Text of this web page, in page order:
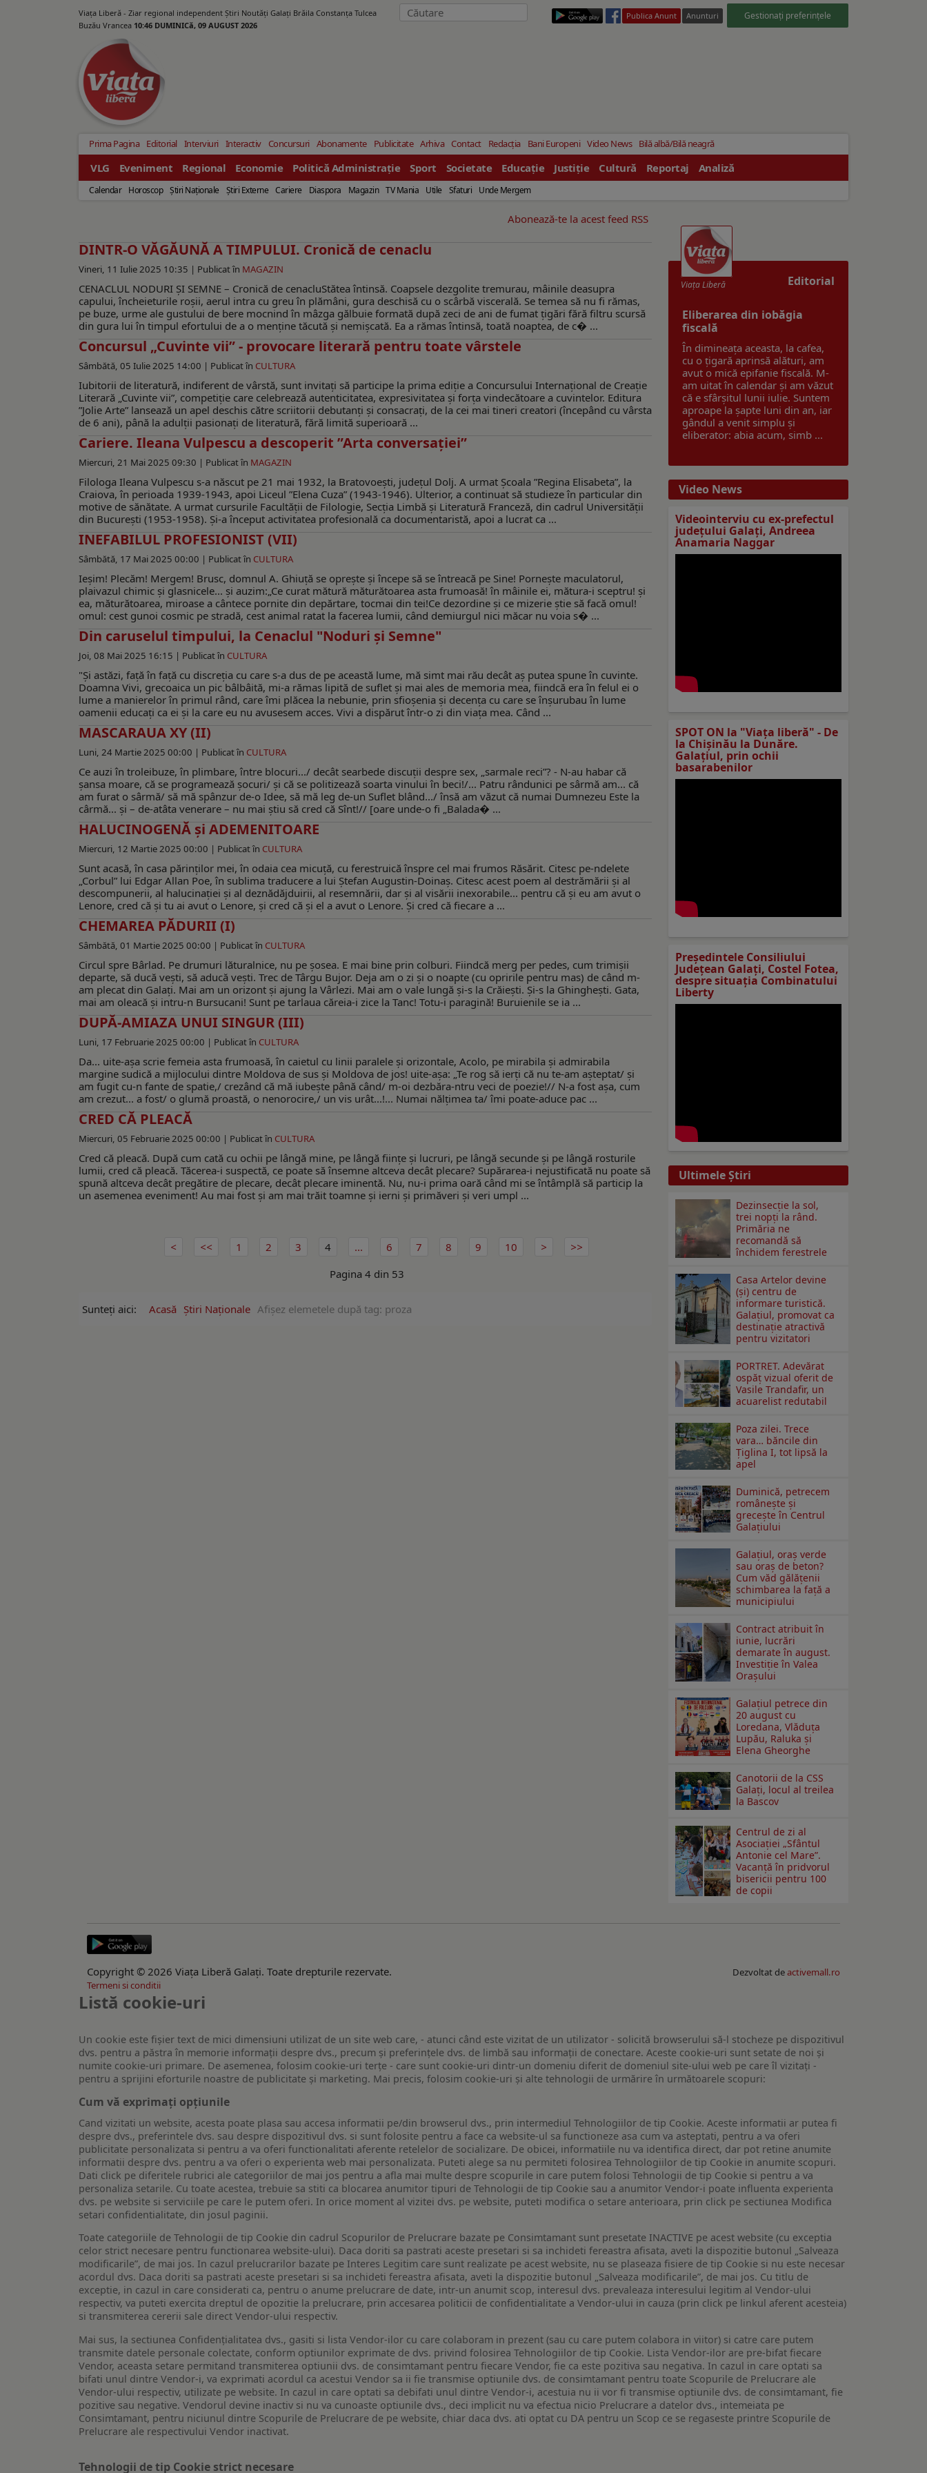
Viața Liberă - Ziar regional independent Știri Noutăți Galaţi Brăila Constanţa Tulcea
Buzău Vrancea 10:46 DUMINICă, 09 AUGUST 2026
Publica Anunt Anunturi Gestionați preferințele
Prima Pagina Editorial Interviuri Interactiv Concursuri Abonamente Publicitate Arhiva Contact Redacția Bani Europeni Video News Bilă albă/Bilă neagră
VLG Eveniment Regional Economie Politică Administrație Sport Societate Educație Justiție Cultură Reportaj Analiză
Calendar Horoscop Ştiri Naţionale Ştiri Externe Cariere Diaspora Magazin TV Mania Utile Sfaturi Unde Mergem
Abonează-te la acest feed RSS
DINTR-O VĂGĂUNĂ A TIMPULUI. Cronică de cenaclu
Vineri, 11 Iulie 2025 10:35 | Publicat în MAGAZIN
CENACLUL NODURI ŞI SEMNE – Cronică de cenacluStătea întinsă. Coapsele dezgolite tremurau, mâinile deasupra
capului, încheieturile roșii, aerul intra cu greu în plămâni, gura deschisă cu o scârbă viscerală. Se temea să nu fi rămas,
pe buze, urme ale gustului de bere mocnind în mâzga gălbuie formată după zeci de ani de fumat țigări fără filtru scursă
din gura lui în timpul efortului de a o menține tăcută și nemișcată. Ea a rămas întinsă, toată noaptea, de c� ...
Concursul „Cuvinte vii” - provocare literară pentru toate vârstele
Sâmbătă, 05 Iulie 2025 14:00 | Publicat în CULTURA
Iubitorii de literatură, indiferent de vârstă, sunt invitați să participe la prima ediție a Concursului Internațional de Creație
Literară „Cuvinte vii”, competiție care celebrează autenticitatea, expresivitatea și forța vindecătoare a cuvintelor. Editura
”Jolie Arte” lansează un apel deschis către scriitorii debutanți și consacrați, de la cei mai tineri creatori (începând cu vârsta
de 6 ani), până la adulții pasionați de literatură, fără limită superioară ...
Cariere. Ileana Vulpescu a descoperit ”Arta conversaţiei”
Miercuri, 21 Mai 2025 09:30 | Publicat în MAGAZIN
Filologa Ileana Vulpescu s-a născut pe 21 mai 1932, la Bratovoeşti, judeţul Dolj. A urmat Școala ”Regina Elisabeta”, la
Craiova, în perioada 1939-1943, apoi Liceul ”Elena Cuza” (1943-1946). Ulterior, a continuat să studieze în particular din
motive de sănătate. A urmat cursurile Facultăţii de Filologie, Secţia Limbă şi Literatură Franceză, din cadrul Universităţii
din Bucureşti (1953-1958). Şi-a început activitatea profesională ca documentaristă, apoi a lucrat ca ...
INEFABILUL PROFESIONIST (VII)
Sâmbătă, 17 Mai 2025 00:00 | Publicat în CULTURA
Ieșim! Plecăm! Mergem! Brusc, domnul A. Ghiuţă se oprește și începe să se întreacă pe Sine! Porneşte maculatorul,
plaivazul chimic şi glasnicele... şi auzim:„Ce curat mătură măturătoarea asta frumoasă! în mâinile ei, mătura-i sceptru! şi
ea, măturătoarea, miroase a cântece pornite din depărtare, tocmai din tei!Ce dezordine şi ce mizerie ştie să facă omul!
omul: cest gunoi cosmic pe stradă, cest animal ratat la facerea lumii, când demiurgul nici măcar nu voia s� ...
Din caruselul timpului, la Cenaclul "Noduri şi Semne"
Joi, 08 Mai 2025 16:15 | Publicat în CULTURA
"Și astăzi, față în față cu discreția cu care s-a dus de pe această lume, mă simt mai rău decât aș putea spune în cuvinte.
Doamna Vivi, grecoaica un pic bâlbâită, mi-a rămas lipită de suflet și mai ales de memoria mea, fiindcă era în felul ei o
lume a manierelor în primul rând, care îmi plăcea la nebunie, prin sfioșenia și decența cu care se înșurubau în lume
oamenii educați ca ei și la care eu nu avusesem acces. Vivi a dispărut într-o zi din viața mea. Când ...
MASCARAUA XY (II)
Luni, 24 Martie 2025 00:00 | Publicat în CULTURA
Ce auzi în troleibuze, în plimbare, între blocuri.../ decât searbede discuţii despre sex, „sarmale reci”? - N-au habar că
şansa moare, că se programează şocuri/ şi că se politizează soarta vinului în beci!/... Patru rândunici pe sârmă am... că
am furat o sârmă/ să mă spânzur de-o Idee, să mă leg de-un Suflet blând.../ însă am văzut că numai Dumnezeu Este la
cârmă... şi – de-atâta venerare – nu mai ştiu să cred că Sînt!// [oare unde-o fi „Balada� ...
HALUCINOGENĂ și ADEMENITOARE
Miercuri, 12 Martie 2025 00:00 | Publicat în CULTURA
Sunt acasă, în casa părinţilor mei, în odaia cea micuţă, cu ferestruică înspre cel mai frumos Răsărit. Citesc pe-ndelete
„Corbul” lui Edgar Allan Poe, în sublima traducere a lui Ştefan Augustin-Doinaş. Citesc acest poem al destrămării şi al
descompunerii, al halucinaţiei şi al deznădăjduirii, al resemnării, dar şi al visării inexorabile... pentru că şi eu am avut o
Lenore, cred că şi tu ai avut o Lenore, şi cred că şi el a avut o Lenore. Şi cred că fiecare a ...
CHEMAREA PĂDURII (I)
Sâmbătă, 01 Martie 2025 00:00 | Publicat în CULTURA
Circul spre Bârlad. Pe drumuri lăturalnice, nu pe şosea. E mai bine prin colburi. Fiindcă merg per pedes, cum trimişii
departe, să ducă veşti, să aducă veşti. Trec de Târgu Bujor. Deja am o zi şi o noapte (cu opririle pentru mas) de când m-
am plecat din Galaţi. Mai am un orizont şi ajung la Vârlezi. Mai am o vale lungă şi-s la Crăieşti. Şi-s la Ghingheşti. Gata,
mai am oleacă şi intru-n Bursucani! Sunt pe tarlaua căreia-i zice la Tanc! Totu-i paragină! Buruienile se ia ...
DUPĂ-AMIAZA UNUI SINGUR (III)
Luni, 17 Februarie 2025 00:00 | Publicat în CULTURA
Da... uite-aşa scrie femeia asta frumoasă, în caietul cu linii paralele şi orizontale, Acolo, pe mirabila şi admirabila
margine sudică a mijlocului dintre Moldova de sus şi Moldova de jos! uite-aşa: „Te rog să ierţi că nu te-am aşteptat/ şi
am fugit cu-n fante de spatie,/ crezând că mă iubeşte până când/ m-oi dezbăra-ntru veci de poezie!// N-a fost aşa, cum
am crezut... a fost/ o glumă proastă, o nenorocire,/ un vis urât...!... Numai nălţimea ta/ îmi poate-aduce pac ...
CRED CĂ PLEACĂ
Miercuri, 05 Februarie 2025 00:00 | Publicat în CULTURA
Cred că pleacă. După cum cată cu ochii pe lângă mine, pe lângă fiinţe şi lucruri, pe lângă secunde şi pe lângă rosturile
lumii, cred că pleacă. Tăcerea-i suspectă, ce poate să însemne altceva decât plecare? Supărarea-i nejustificată nu poate să
spună altceva decât pregătire de plecare, decât plecare iminentă. Nu, nu-i prima oară când mi se întâmplă să particip la
un asemenea eveniment! Au mai fost şi am mai trăit toamne şi ierni şi primăveri şi veri umpl ...
1 2 3 4 ... 6 7 8 9
10
Pagina 4 din 53
Sunteți aici: Acasă Ştiri Naţionale Afişez elemetele după tag: proza
Editorial
Viaţa Liberă
Eliberarea din iobăgia
fiscală
În dimineața aceasta, la cafea,
cu o țigară aprinsă alături, am
avut o mică epifanie fiscală. M-
am uitat în calendar și am văzut
că e sfârșitul lunii iulie. Suntem
aproape la șapte luni din an, iar
gândul a venit simplu și
eliberator: abia acum, simb ...
Video News
Videointerviu cu ex-prefectul
judeţului Galaţi, Andreea
Anamaria Naggar
SPOT ON la "Viaţa liberă" - De
la Chișinău la Dunăre.
Galațiul, prin ochii
basarabenilor
Preşedintele Consiliului
Judeţean Galaţi, Costel Fotea,
despre situaţia Combinatului
Liberty
Ultimele Ştiri
Dezinsecţie la sol,
trei nopţi la rând.
Primăria ne
recomandă să
închidem ferestrele
Casa Artelor devine
(şi) centru de
informare turistică.
Galaţiul, promovat ca
destinaţie atractivă
pentru vizitatori
PORTRET. Adevărat
ospăț vizual oferit de
Vasile Trandafir, un
acuarelist redutabil
Poza zilei. Trece
vara… băncile din
Ţiglina I, tot lipsă la
apel
Duminică, petrecem
româneşte şi
greceşte în Centrul
Galaţiului
Galațiul, oraș verde
sau oraș de beton?
Cum văd gălățenii
schimbarea la față a
municipiului
Contract atribuit în
iunie, lucrări
demarate în august.
Investiţie în Valea
Oraşului
Galaţiul petrece din
20 august cu
Loredana, Vlăduța
Lupău, Raluka și
Elena Gheorghe
Canotorii de la CSS
Galați, locul al treilea
la Bascov
Centrul de zi al
Asociației „Sfântul
Antonie cel Mare”.
Vacanță în pridvorul
bisericii pentru 100
de copii
Copyright © 2026 Viaţa Liberă Galaţi. Toate drepturile rezervate. Dezvoltat deactivemall.ro
Termeni si conditii
Listă cookie-uri
Un cookie este fişier text de mici dimensiuni utilizat de un site web care, - atunci când este vizitat de un utilizator - solicită browserului să-l stocheze pe dispozitivul
dvs. pentru a păstra în memorie informații despre dvs., precum și preferințele dvs. de limbă sau informații de conectare. Aceste cookie-uri sunt setate de noi și
numite cookie-uri primare. De asemenea, folosim cookie-uri terțe - care sunt cookie-uri dintr-un domeniu diferit de domeniul site-ului web pe care îl vizitați -
pentru a sprijini eforturile noastre de publicitate și marketing. Mai precis, folosim cookie-uri și alte tehnologii de urmărire în următoarele scopuri:
Cum vă exprimați opțiunile
Cand vizitati un website, acesta poate plasa sau accesa informatii pe/din browserul dvs., prin intermediul Tehnologiilor de tip Cookie. Aceste informatii ar putea fi
despre dvs., preferintele dvs. sau despre dispozitivul dvs. si sunt folosite pentru a face ca website-ul sa functioneze asa cum va asteptati, pentru a va oferi
publicitate personalizata si pentru a va oferi functionalitati aferente retelelor de socializare. De obicei, informatiile nu va identifica direct, dar pot retine anumite
informatii despre dvs. pentru a va oferi o experienta web mai personalizata. Puteti alege sa nu permiteti folosirea Tehnologiilor de tip Cookie in anumite scopuri.
Dati click pe diferitele rubrici ale categoriilor de mai jos pentru a afla mai multe despre scopurile in care putem folosi Tehnologii de tip Cookie si pentru a va
personaliza setarile. Cu toate acestea, trebuie sa stiti ca blocarea anumitor tipuri de Tehnologii de tip Cookie sau a anumitor Vendor-i poate influenta experienta
dvs. pe website si serviciile pe care le putem oferi. In orice moment al vizitei dvs. pe website, puteti modifica o setare anterioara, prin click pe sectiunea Modifica
setari confidentialitate, din josul paginii.
Toate categoriile de Tehnologii de tip Cookie din cadrul Scopurilor de Prelucrare bazate pe Consimtamant sunt presetate INACTIVE pe acest website (cu exceptia
celor strict necesare pentru functionarea website-ului). Daca doriti sa pastrati aceste presetari si sa inchideti fereastra afisata, aveti la dispozitie butonul „Salveaza
modificarile”, de mai jos. In cazul prelucrarilor bazate pe Interes Legitim care sunt realizate pe acest website, nu se plaseaza fisiere de tip Cookie si nu este necesar
acordul dvs. Daca doriti sa pastrati aceste presetari si sa inchideti fereastra afisata, aveti la dispozitie butonul „Salveaza modificarile”, de mai jos. Cu titlu de
exceptie, in cazul in care considerati ca, pentru o anume prelucrare de date, intr-un anumit scop, interesul dvs. prevaleaza interesului legitim al Vendor-ului
respectiv, va puteti exercita dreptul de opozitie la prelucrare, prin accesarea politicii de confidentialitate a Vendor-ului in cauza (prin click pe linkul aferent acesteia)
si transmiterea cererii sale direct Vendor-ului respectiv.
Mai sus, la sectiunea Confidențialitatea dvs., gasiti si lista Vendor-ilor cu care colaboram in prezent (sau cu care putem colabora in viitor) si catre care putem
transmite datele personale colectate, conform optiunilor exprimate de dvs. privind folosirea Tehnologiilor de tip Cookie. Lista Vendor-ilor are pre-bifat fiecare
Vendor, aceasta setare permitand transmiterea optiunii dvs. de consimtamant pentru fiecare Vendor, fie ca este pozitiva sau negativa. In cazul in care optati sa
bifati unul dintre Vendor-i, va exprimati acordul ca acestui Vendor sa ii fie transmise optiunile dvs. de consimtamant pentru toate Scopurile de Prelucrare ale
Vendor-ului respectiv, utilizate pe website. In cazul in care optati sa debifati unul dintre Vendor-i, acestuia nu ii vor fi transmise optiunile dvs. de consimtamant, fie
pozitive sau negative. Vendorul devine inactiv si nu va cunoaste optiunile dvs., deci implicit nu va efectua nicio Prelucrare a datelor dvs., intemeiata pe
Consimtamant, pentru niciunul dintre Scopurile de Prelucrare de pe website, chiar daca dvs. ati optat cu DA pentru un Scop ce se regaseste printre Scopurile de
Prelucrare ale respectivului Vendor inactivat.
Tehnologii de tip Cookie strict necesare